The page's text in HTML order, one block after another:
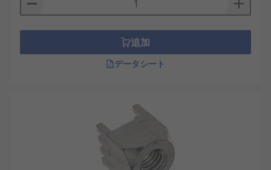
追加
データシート